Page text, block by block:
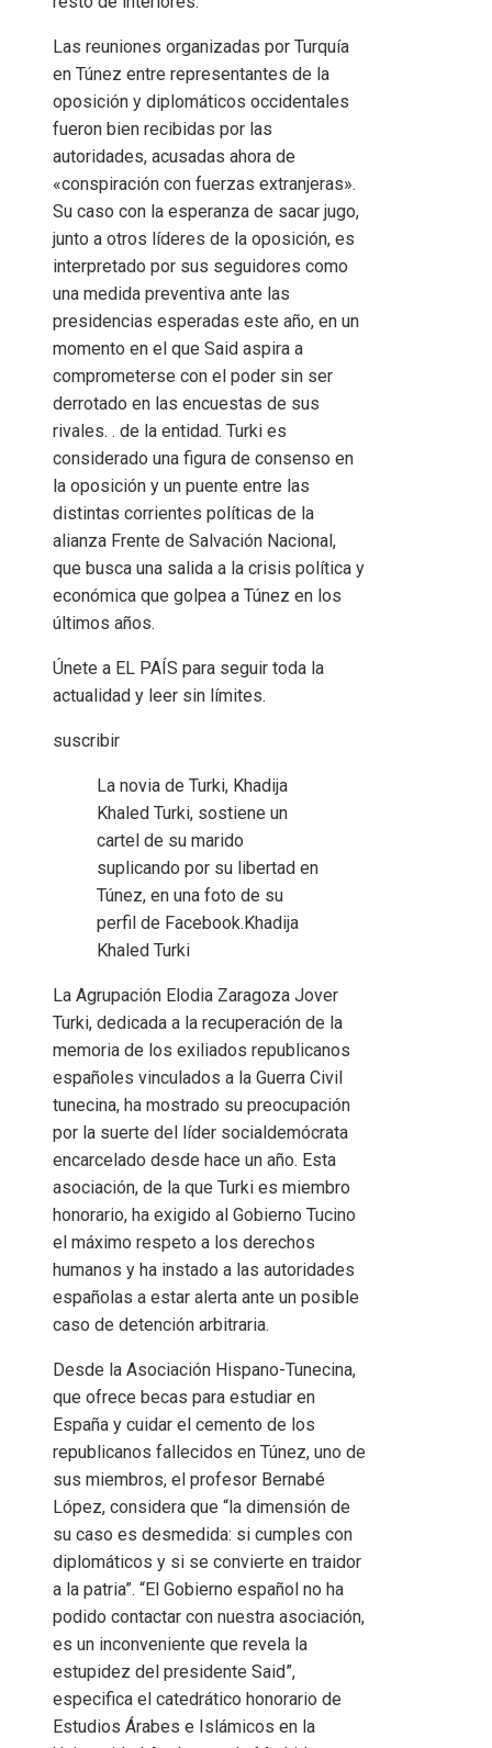
Las reuniones organizadas por Turquía
en Túnez entre representantes de la
oposición y diplomáticos occidentales
fueron bien recibidas por las
autoridades, acusadas ahora de
«conspiración con fuerzas extranjeras».
Su caso con la esperanza de sacar jugo,
junto a otros líderes de la oposición, es
interpretado por sus seguidores como
una medida preventiva ante las
presidencias esperadas este año, en un
momento en el que Said aspira a
comprometerse con el poder sin ser
derrotado en las encuestas de sus
rivales. . de la entidad. Turki es
considerado una figura de consenso en
la oposición y un puente entre las
distintas corrientes políticas de la
alianza Frente de Salvación Nacional,
que busca una salida a la crisis política y
económica que golpea a Túnez en los
últimos años.
Únete a EL PAÍS para seguir toda la
actualidad y leer sin límites.
suscribir
La novia de Turki, Khadija
Khaled Turki, sostiene un
cartel de su marido
suplicando por su libertad en
Túnez, en una foto de su
perfil de Facebook. Khadija
Khaled Turki
La Agrupación Elodia Zaragoza Jover
Turki, dedicada a la recuperación de la
memoria de los exiliados republicanos
españoles vinculados a la Guerra Civil
tunecina, ha mostrado su preocupación
por la suerte del líder socialdemócrata
encarcelado desde hace un año. Esta
asociación, de la que Turki es miembro
honorario, ha exigido al Gobierno Tucino
el máximo respeto a los derechos
humanos y ha instado a las autoridades
españolas a estar alerta ante un posible
caso de detención arbitraria.
Desde la Asociación Hispano-Tunecina,
que ofrece becas para estudiar en
España y cuidar el cemento de los
republicanos fallecidos en Túnez, uno de
sus miembros, el profesor Bernabé
López, considera que “la dimensión de
su caso es desmedida: si cumples con
diplomáticos y si se convierte en traidor
a la patria”. “El Gobierno español no ha
podido contactar con nuestra asociación,
es un inconveniente que revela la
estupidez del presidente Said”,
especifica el catedrático honorario de
Estudios Árabes e Islámicos en la